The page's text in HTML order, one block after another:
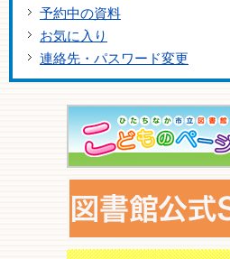
予約中の資料
お気に入り
連絡先・パスワード変更